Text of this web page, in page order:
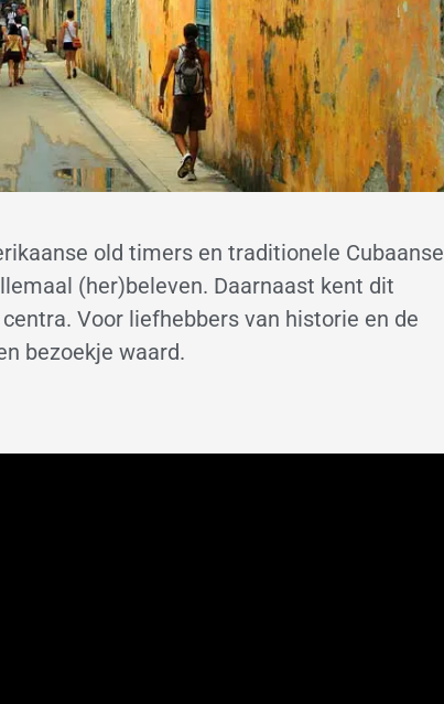
old timers en traditionele Cubaanse
(her)beleven. Daarnaast kent dit
Voor liefhebbers van historie en de
bezoekje waard.